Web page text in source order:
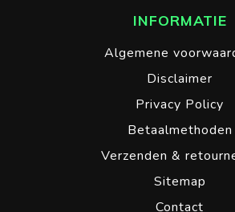
INFORMATIE
Algemene
Disclaimer
Privacy Policy
Betaalmethoden
Verzenden &
Sitemap
Contact